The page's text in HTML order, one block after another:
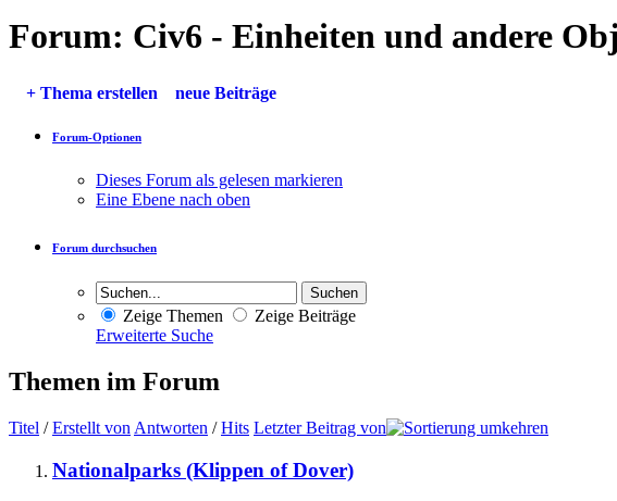
Forum: Civ6 - Einheiten und andere
+ Thema erstellen neue Beiträge
Forum-Optionen
Dieses Forum als gelesen markieren
Eine Ebene nach oben
Forum durchsuchen
Zeige Themen
Zeige Beiträge
Erweiterte Suche
Themen im Forum
Titel /Erstellt von Antworten /Hits Letzter Beitrag von
Nationalparks (Klippen of Dover)